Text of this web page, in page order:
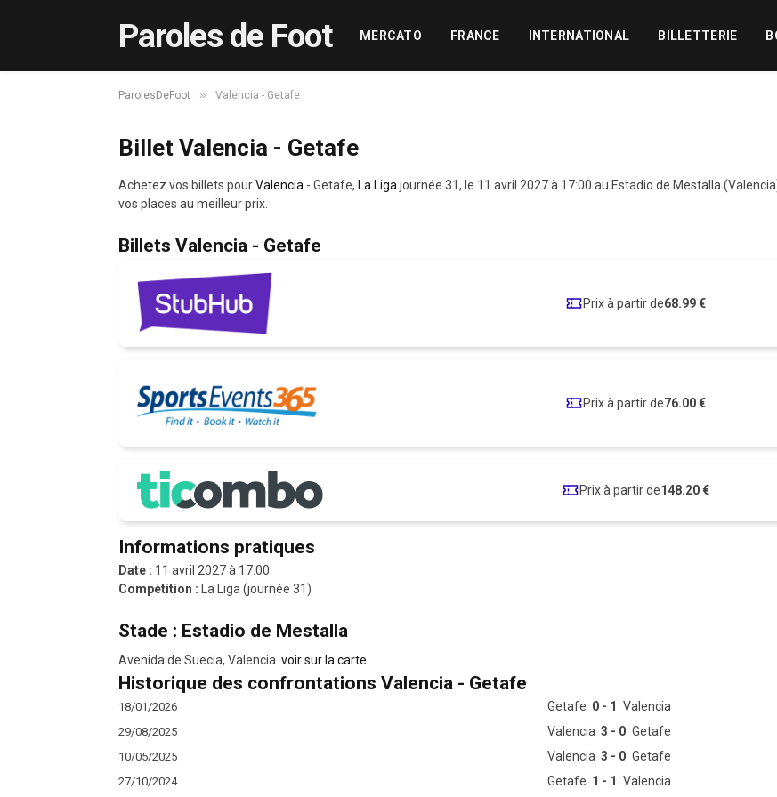
Paroles de Foot MERCATO FRANCE INTERNATIONAL BILLETTERIE
ParolesDeFoot » Valencia - Getafe
Billet Valencia - Getafe
Achetez vos billets pourValencia - Getafe, La Liga journée 31, le 11 avril 2027 à 17:00 au Estadio de Mestalla
vos places au meilleur prix.
Billets Valencia - Getafe
Prix à partir de68.99 €
Prix à partir de76.00 €
Prix à partir de148.20 €
Informations pratiques
Date : 11 avril 2027 à 17:00
Compétition : La Liga (journée 31)
Stade : Estadio de Mestalla
Avenida de Suecia, Valencia voir sur la carte
Historique des confrontations Valencia - Getafe
18/01/2026 Getafe 0 - 1 Valencia
29/08/2025
Valencia 3 - 0 Getafe
10/05/2025
Valencia 3 - 0 Getafe
27/10/2024
Getafe 1 - 1 Valencia